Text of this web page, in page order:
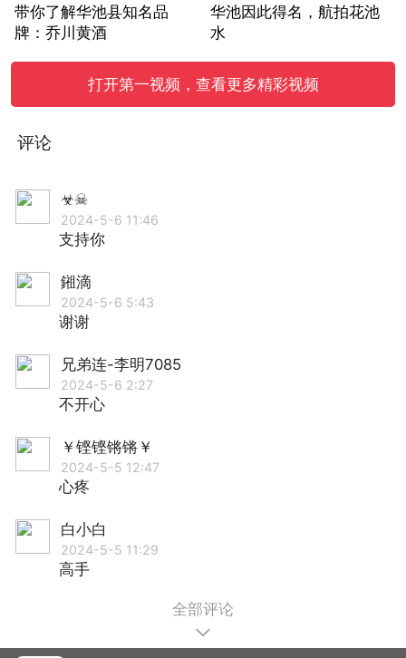
带你了解华池县知名品
牌：乔川黄酒
华池因此得名，航拍花池
水
打开第一视频，查看更多精彩视频
评论
☣☠
2024-5-6 11:46
支持你
鎺滴
2024-5-6 5:43
谢谢
兄弟连-李明7085
2024-5-6 2:27
不开心
￥铿铿锵锵￥
2024-5-5 12:47
心疼
白小白
2024-5-5 11:29
高手
全部评论